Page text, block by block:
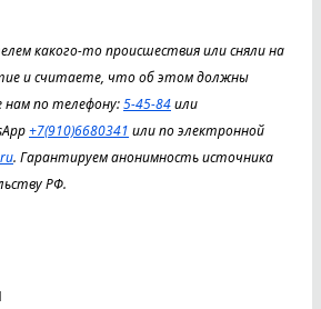
какого-то происшествия или сняли на
и считаете, что об этом должны
нам по телефону:5-45-84или
+7(910)6680341 или по электронной
. Гарантируем анонимность источника
РФ.